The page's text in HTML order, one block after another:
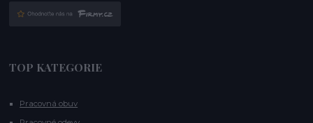
TOP KATEGORIE
Pracovná obuv